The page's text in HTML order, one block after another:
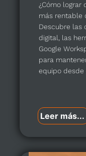
¿Cómo lograr
más rentable
Descubre las
digital, las
Google
para
equipo desde
Leer más...